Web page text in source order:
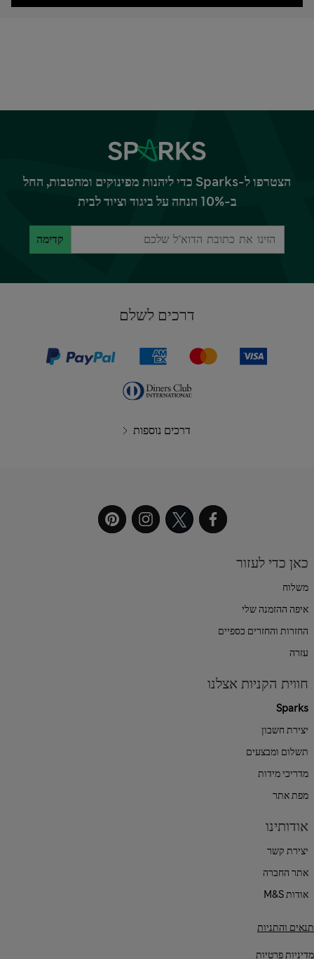
הצטרפו ל-Sparks כדי ליהנות מפינוקים ומהטבות, החל
ב-10% הנחה על ביגוד וציוד לבית
קדימה
דרכים לשלם
דרכים נוספות
כאן כדי לעזור
משלוח
איפה ההזמנה שלי
החזרות והחזרים כספיים
עזרה
חווית הקניות אצלנו
Sparks
יצירת חשבון
תשלום ומבצעים
מדריכי מידות
מפת אתר
אודותינו
יצירת קשר
אתר החברה
אודות M&S
תנאים והתניות
מדיניות פרטיות